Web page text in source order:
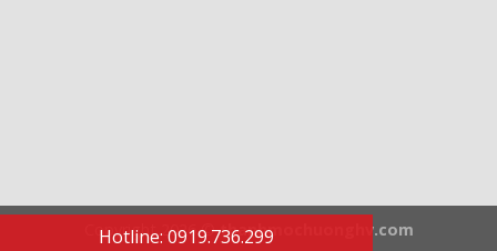
Hotline: 0919.736.299
Copyright 2026 ©thanhmochuonghv.com